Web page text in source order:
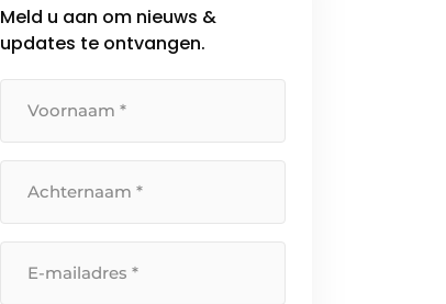
Meld u aan om nieuws &
updates te ontvangen.